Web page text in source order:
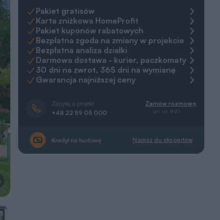
Pakiet gratisów
Karta zniżkowa HomeProfit
Pakiet kuponów rabatowych
Bezpłatna zgoda na zmiany w projekcie
Bezpłatna analiza działki
Darmowa dostawa - kurier, paczkomaty
30 dni na zwrot, 365 dni na wymianę
Gwarancja najniższej ceny
Zapytaj o projekt
+48 22 59 05 000
Zamów rozmowę
pn.-pt. 8-20
Kredyt na budowę Napisz do ekspertów